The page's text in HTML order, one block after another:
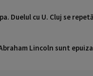
Duelul cu U. Cluj se
Lincoln sunt